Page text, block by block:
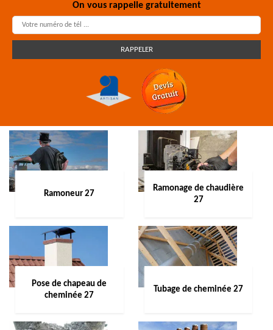
On vous rappelle gratuitement
Ramoneur 27
Ramonage de chaudière
27
Pose de chapeau de
cheminée 27
Tubage de cheminée 27